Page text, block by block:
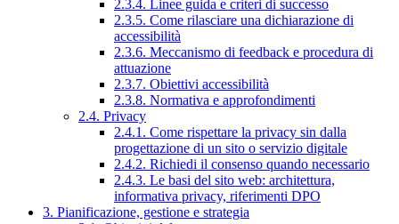
2.3.4. Linee guida e criteri di successo
2.3.5. Come rilasciare una dichiarazione di
accessibilità
2.3.6. Meccanismo di feedback e procedura di
attuazione
2.3.7. Obiettivi accessibilità
2.3.8. Normativa e approfondimenti
2.4. Privacy
2.4.1. Come rispettare la privacy sin dalla
progettazione di un sito o servizio digitale
2.4.2. Richiedi il consenso quando necessario
2.4.3. Le basi del sito web: architettura,
informativa privacy, riferimenti DPO
3. Pianificazione, gestione e strategia